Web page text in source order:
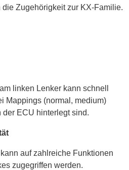
die Zugehörigkeit zur KX-Familie.
linken Lenker kann schnell
Mappings (normal, medium)
ECU hinterlegt sind.
auf zahlreiche Funktionen
zugegriffen werden.